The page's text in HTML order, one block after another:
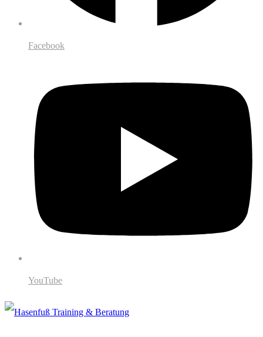
Facebook
YouTube